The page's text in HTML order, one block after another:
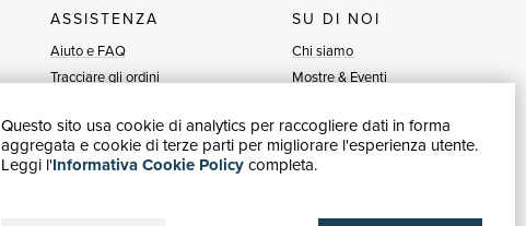
Questo sito usa cookie di analytics per raccogliere dati in forma
aggregata e cookie di terze parti per migliorare l'esperienza utente.
Leggi l'Informativa Cookie Policycompleta.
ASSISTENZA
Aiuto e FAQ
Tracciare gli ordini
Fatturazione
Carta del Docente / 18App
SU DI NOI
Chi siamo
Mostre & Eventi
Blog
Vendi con noi